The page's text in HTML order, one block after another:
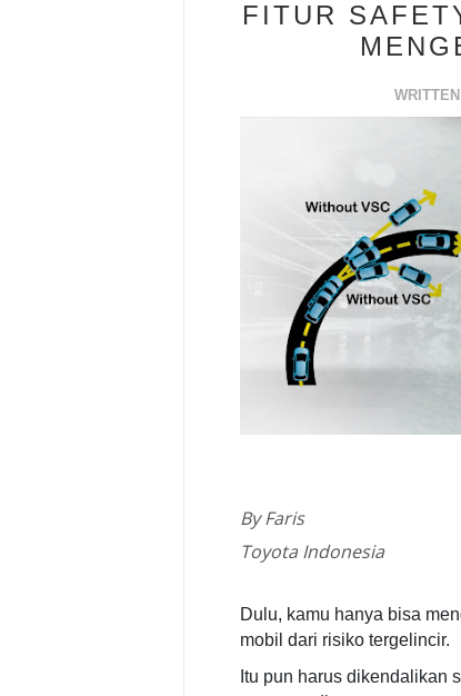
FITUR
By Faris
Toyota Indonesia
Dulu, kamu hanya bisa
mobil dari risiko tergelincir.
Itu pun harus dikendalikan